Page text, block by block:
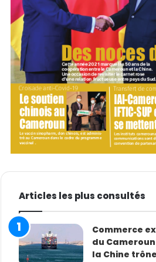
Articles les plus consultés
Commerce
du Cameroun
la Chine